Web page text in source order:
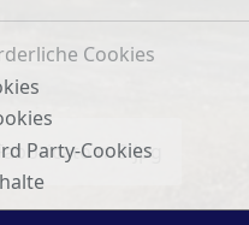
n. 3.jpg
Cookies
Party-Cookies